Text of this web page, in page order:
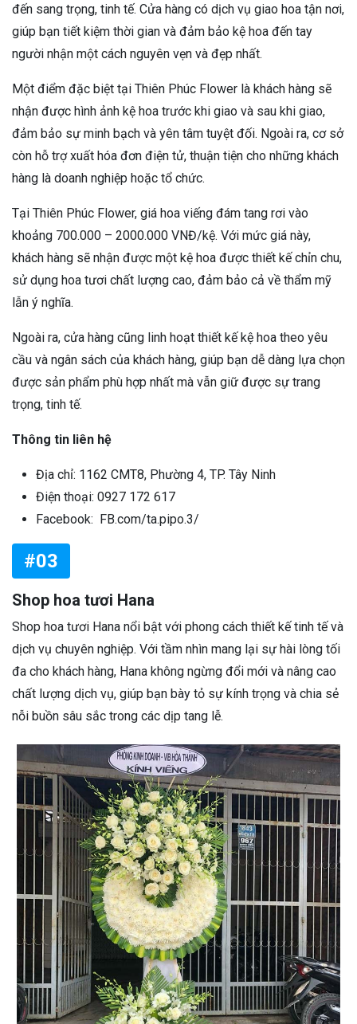
đến sang trọng, tinh tế. Cửa hàng có dịch vụ giao hoa tận nơi,
giúp bạn tiết kiệm thời gian và đảm bảo kệ hoa đến tay
người nhận một cách nguyên vẹn và đẹp nhất.
Một điểm đặc biệt tại Thiên Phúc Flower là khách hàng sẽ
nhận được hình ảnh kệ hoa trước khi giao và sau khi giao,
đảm bảo sự minh bạch và yên tâm tuyệt đối. Ngoài ra, cơ sở
còn hỗ trợ xuất hóa đơn điện tử, thuận tiện cho những khách
hàng là doanh nghiệp hoặc tổ chức.
Tại Thiên Phúc Flower, giá hoa viếng đám tang rơi vào
khoảng 700.000 – 2000.000 VNĐ/kệ. Với mức giá này,
khách hàng sẽ nhận được một kệ hoa được thiết kế chỉn chu,
sử dụng hoa tươi chất lượng cao, đảm bảo cả về thẩm mỹ
lẫn ý nghĩa.
Ngoài ra, cửa hàng cũng linh hoạt thiết kế kệ hoa theo yêu
cầu và ngân sách của khách hàng, giúp bạn dễ dàng lựa chọn
được sản phẩm phù hợp nhất mà vẫn giữ được sự trang
trọng, tinh tế.
Thông tin liên hệ
Địa chỉ: 1162 CMT8, Phường 4, TP. Tây Ninh
Điện thoại: 0927 172 617
Facebook: FB.com/ta.pipo.3/
#03
Shop hoa tươi Hana
Shop hoa tươi Hana nổi bật với phong cách thiết kế tinh tế và
dịch vụ chuyên nghiệp. Với tầm nhìn mang lại sự hài lòng tối
đa cho khách hàng, Hana không ngừng đổi mới và nâng cao
chất lượng dịch vụ, giúp bạn bày tỏ sự kính trọng và chia sẻ
nỗi buồn sâu sắc trong các dịp tang lễ.